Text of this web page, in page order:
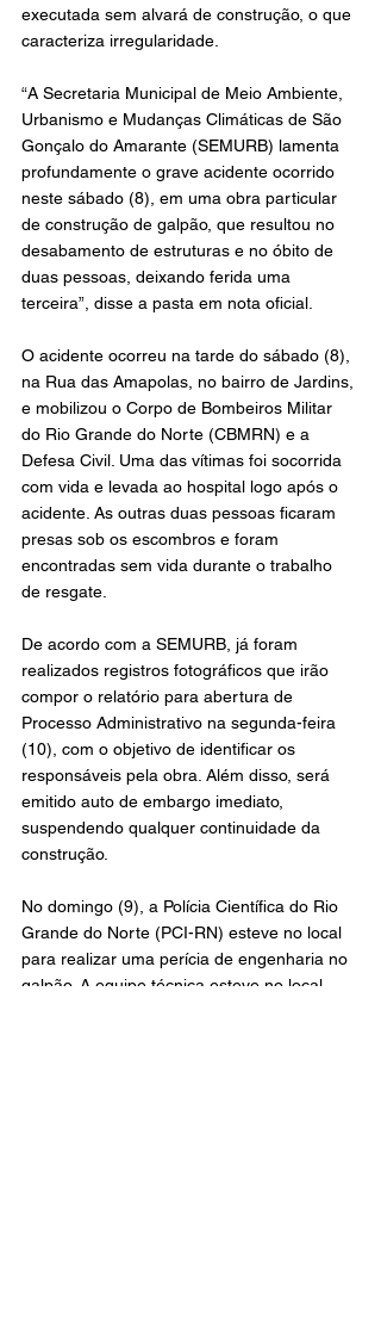
executada sem alvará de construção, o que
caracteriza irregularidade.
“A Secretaria Municipal de Meio Ambiente,
Urbanismo e Mudanças Climáticas de São
Gonçalo do Amarante (SEMURB) lamenta
profundamente o grave acidente ocorrido
neste sábado (8), em uma obra particular
de construção de galpão, que resultou no
desabamento de estruturas e no óbito de
duas pessoas, deixando ferida uma
terceira”, disse a pasta em nota oficial.
O acidente ocorreu na tarde do sábado (8),
na Rua das Amapolas, no bairro de Jardins,
e mobilizou o Corpo de Bombeiros Militar
do Rio Grande do Norte (CBMRN) e a
Defesa Civil. Uma das vítimas foi socorrida
com vida e levada ao hospital logo após o
acidente. As outras duas pessoas ficaram
presas sob os escombros e foram
encontradas sem vida durante o trabalho
de resgate.
De acordo com a SEMURB, já foram
realizados registros fotográficos que irão
compor o relatório para abertura de
Processo Administrativo na segunda-feira
(10), com o objetivo de identificar os
responsáveis pela obra. Além disso, será
emitido auto de embargo imediato,
suspendendo qualquer continuidade da
construção.
No domingo (9), a Polícia Científica do Rio
Grande do Norte (PCI-RN) esteve no local
para realizar uma perícia de engenharia no
galpão. A equipe técnica esteve no local